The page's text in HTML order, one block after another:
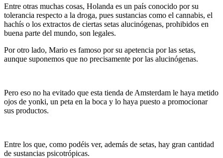
Entre otras muchas cosas, Holanda es un país conocido por su
tolerancia respecto a la droga, pues sustancias como el cannabis, el
hachís o los extractos de ciertas setas alucinógenas, prohibidos en
buena parte del mundo, son legales.
Por otro lado, Mario es famoso por su apetencia por las setas,
aunque suponemos que no precisamente por las alucinógenas.
Pero eso no ha evitado que esta tienda de Amsterdam le haya metido
ojos de yonki, un peta en la boca y lo haya puesto a promocionar
sus productos.
Entre los que, como podéis ver, además de setas, hay gran cantidad
de sustancias psicotrópicas.